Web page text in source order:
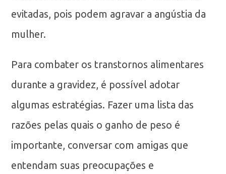
evitadas, pois podem agravar a angústia da
mulher.
Para combater os transtornos alimentares
durante a gravidez, é possível adotar
algumas estratégias. Fazer uma lista das
razões pelas quais o ganho de peso é
importante, conversar com amigas que
entendam suas preocupações e